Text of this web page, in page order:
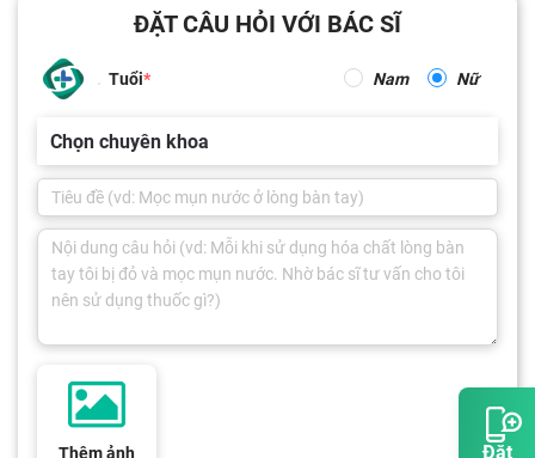
Đặt
ĐẶT CÂU HỎI VỚI BÁC SĨ
Tuổi Nam Nữ
Chọn chuyên khoa
Thêm ảnh